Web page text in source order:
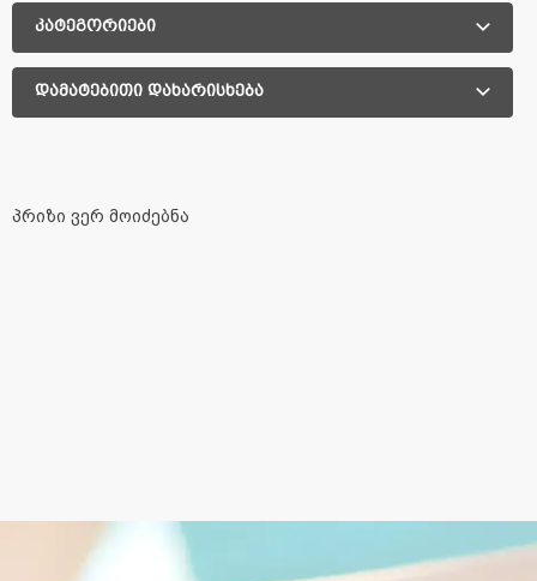
კატეგორიები
დამატებითი დახარისხება
პრიზი ვერ მოიძებნა